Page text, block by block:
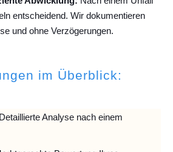
entscheidend. Wir dokumentieren
und ohne Verzögerungen.
im Überblick:
Detaillierte Analyse nach einem